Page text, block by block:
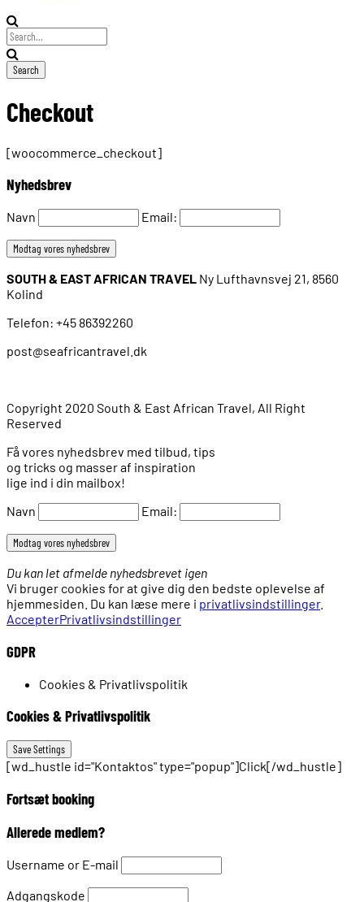
Checkout
[woocommerce_checkout]
Nyhedsbrev
Navn Email:
SOUTH & EAST AFRICAN TRAVEL Ny Lufthavnsvej 21, 8560
Kolind
Telefon: +45 86392260
post@seafricantravel.dk
Copyright 2020 South & East African Travel, All Right
Reserved
Få vores nyhedsbrev med tilbud, tips
og tricks og masser af inspiration
lige ind i din mailbox!
Navn
Email:
Du kan let afmelde nyhedsbrevet igen
Vi bruger cookies for at give dig den bedste oplevelse af
hjemmesiden. Du kan læse mere i privatlivsindstillinger.
AccepterPrivatlivsindstillinger
GDPR
Cookies & Privatlivspolitik
Cookies & Privatlivspolitik
[wd_hustle id="Kontaktos" type="popup"]Click[/wd_hustle]
Fortsæt booking
Allerede medlem?
Username or E-mail
Adgangskode